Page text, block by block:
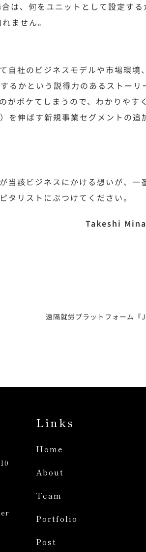
は、何をユニットとして設定する
ません。
自社のビジネスモデルや市場環境
るかという説得力のあるストーリ
がボケてしまうので、わかりやす
を伸ばす新規事業セグメントの追
当該ビジネスにかける想いが、一
リストにぶつけてください。
Takeshi
Links
Home
About
Team
Portfolio
Post